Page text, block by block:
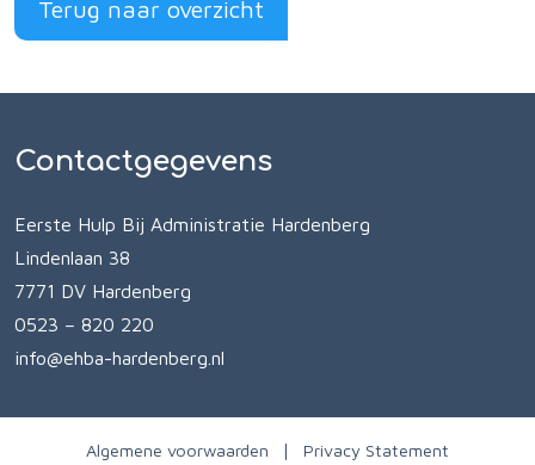
Terug naar overzicht
Contactgegevens
Eerste Hulp Bij Administratie Hardenberg
Lindenlaan 38
7771 DV Hardenberg
0523 – 820 220
info@ehba-hardenberg.nl
Algemene voorwaarden Privacy Statement